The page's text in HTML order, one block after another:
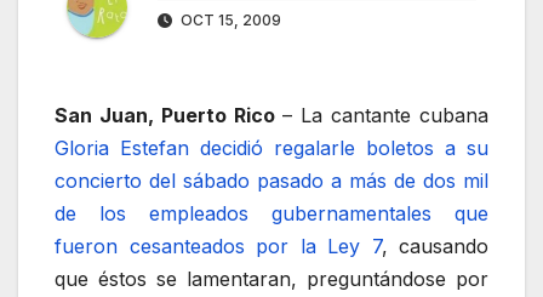
OCT 15, 2009
San Juan, Puerto Rico– La cantante cubana
Gloria Estefan decidió regalarle boletos a su
concierto del sábado pasado a más de dos mil
de los empleados gubernamentales que
fueron cesanteados por la Ley 7, causando
que éstos se lamentaran, preguntándose por